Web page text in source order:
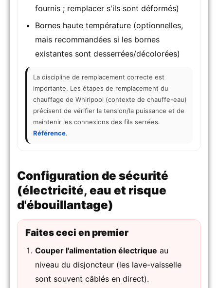
fournis ; remplacer s'ils sont déformés)
Bornes haute température (optionnelles,
mais recommandées si les bornes
existantes sont desserrées/décolorées)
La discipline de remplacement correcte est
importante. Les étapes de remplacement du
chauffage de Whirlpool (contexte de chauffe-eau)
précisent de vérifier la tension/la puissance et de
maintenir les connexions des fils serrées.
Référence.
Configuration de sécurité
(électricité, eau et risque
d'ébouillantage)
Faites ceci en premier
Couper l'alimentation électrique au
niveau du disjoncteur (les lave-vaisselle
sont souvent câblés en direct).